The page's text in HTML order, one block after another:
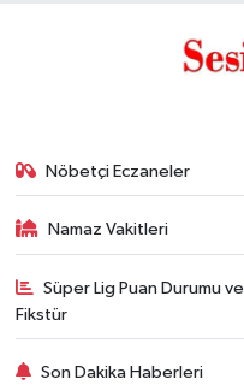
Nöbetçi Eczaneler
Namaz Vakitleri
Süper Lig Puan Durumu ve
Fikstür
Son Dakika Haberleri